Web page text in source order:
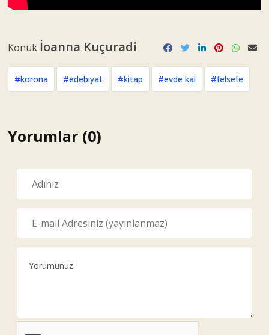
Konuk İoanna Kuçuradi
#korona #edebiyat #kitap #evde kal #felsefe
Yorumlar (0)